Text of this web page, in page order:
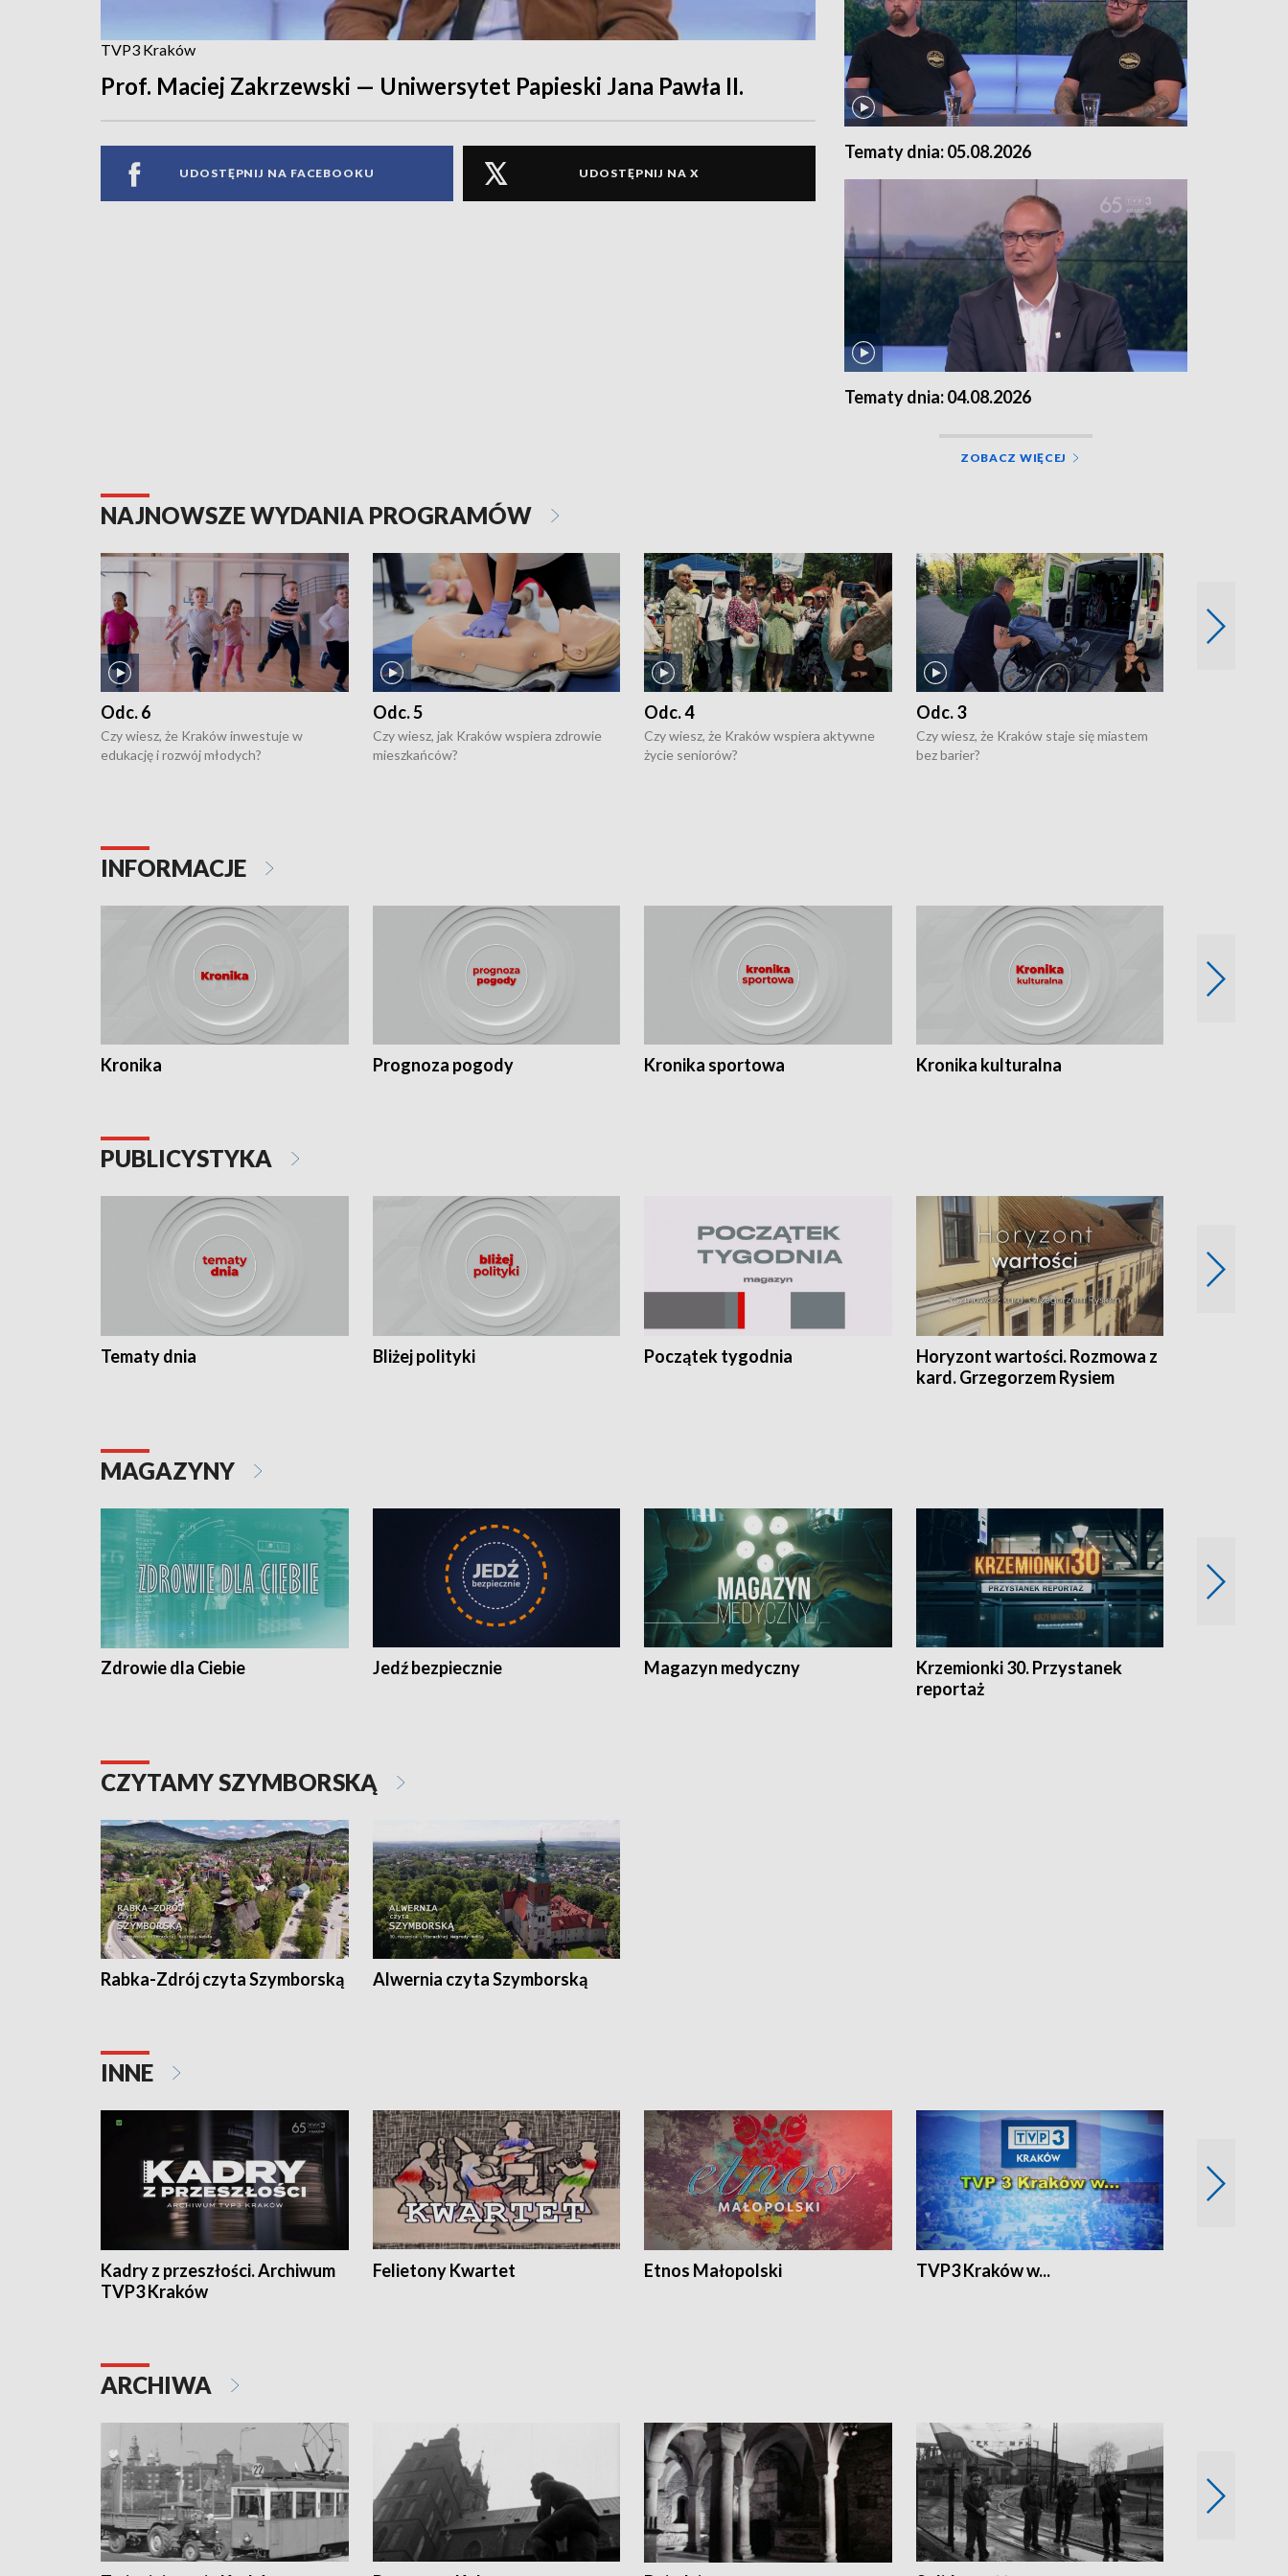
TVP3 Kraków
Prof. Maciej Zakrzewski — Uniwersytet Papieski Jana Pawła II.
UDOSTĘPNIJ NA FACEBOOKU UDOSTĘPNIJ NA X
Tematy dnia: 05.08.2026
Tematy dnia: 04.08.2026
ZOBACZ WIĘCEJ
NAJNOWSZE WYDANIA PROGRAMÓW
Odc. 6
Czy wiesz, że Kraków inwestuje w
edukację i rozwój młodych?
Odc. 5
Czy wiesz, jak Kraków wspiera zdrowie
mieszkańców?
Odc. 4
Czy wiesz, że Kraków wspiera aktywne
życie seniorów?
Odc. 3
Czy wiesz, że Kraków staje się miastem
bez barier?
INFORMACJE
Kronika Prognoza pogody Kronika sportowa Kronika kulturalna
PUBLICYSTYKA
Tematy dnia Bliżej polityki Początek tygodnia
Horyzont wartości. Rozmowa z
kard. Grzegorzem Rysiem
MAGAZYNY
Zdrowie dla Ciebie Jedź bezpiecznie Magazyn medyczny
Krzemionki 30. Przystanek
reportaż
CZYTAMY SZYMBORSKĄ
Rabka-Zdrój czyta Szymborską Alwernia czyta Szymborską
INNE
Kadry z przeszłości. Archiwum
TVP3 Kraków
Felietony Kwartet Etnos Małopolski TVP3 Kraków w...
ARCHIWA